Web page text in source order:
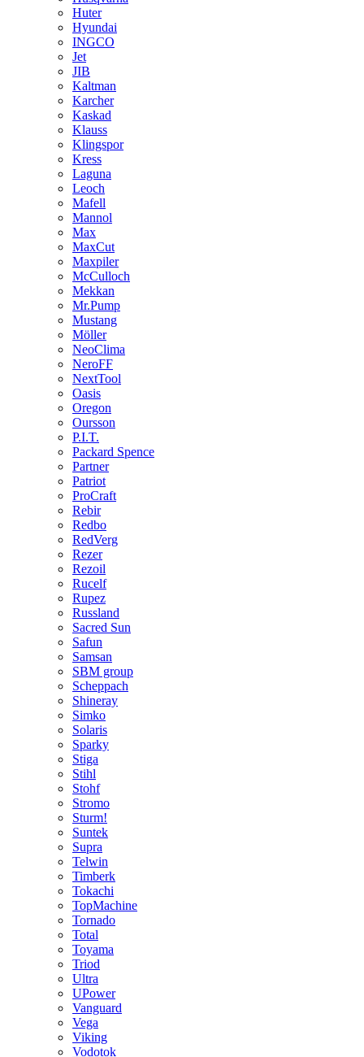
Huter
Hyundai
INGCO
Jet
JIB
Kaltman
Karcher
Kaskad
Klauss
Klingspor
Kress
Laguna
Leoch
Mafell
Mannol
Max
MaxCut
Maxpiler
McCulloch
Mekkan
Mr.Pump
Mustang
Möller
NeoClima
NeroFF
NextTool
Oasis
Oregon
Oursson
P.I.T.
Packard Spence
Partner
Patriot
ProCraft
Rebir
Redbo
RedVerg
Rezer
Rezoil
Rucelf
Rupez
Russland
Sacred Sun
Safun
Samsan
SBM group
Scheppach
Shineray
Simko
Solaris
Sparky
Stiga
Stihl
Stohf
Stromo
Sturm!
Suntek
Supra
Telwin
Timberk
Tokachi
TopMachine
Tornado
Total
Toyama
Triod
Ultra
UPower
Vanguard
Vega
Viking
Vodotok